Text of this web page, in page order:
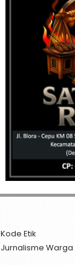
Kode Etik
Jurnalisme Warga